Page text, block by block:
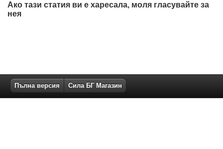
Ако тази статия ви е харесала, моля гласувайте за
нея
Пълна версия Сила БГ Магазин